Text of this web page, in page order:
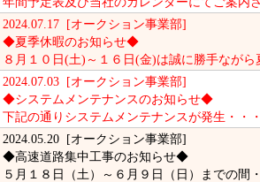
2024.07.17 [オークション事業部]
◆夏季休暇のお知らせ◆
８月１０日(土)～１６日(金)は誠に勝手ながら
2024.07.03 [オークション事業部]
◆システムメンテナンスのお知らせ◆
下記の通りシステムメンテナンスが発生・・・
2024.05.20 [オークション事業部]
◆高速道路集中工事のお知らせ◆
５月１８日（土）～６月９日（日）までの間